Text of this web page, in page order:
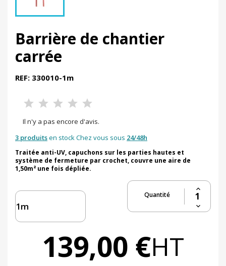
Barrière de chantier
carrée
REF: 330010-1m
Il n'y a pas encore d'avis.
3 produitsen stock Chez vous sous 24/48h
Traitée anti-UV, capuchons sur les parties hautes et
système de fermeture par crochet, couvre une aire de
1,50m² une fois dépliée.
Quantité
139,00 €HT